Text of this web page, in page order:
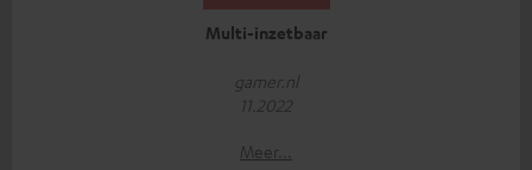
Multi-inzetbaar
gamer.nl
11.2022
Meer...